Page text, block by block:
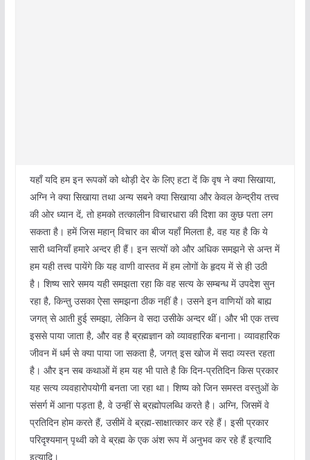
यहाँ यदि हम इन रूपकों को थोड़ी देर के लिए हटा दें कि वृष ने क्या सिखाया,
अग्नि ने क्या सिखाया तथा अन्य सबने क्या सिखाया और केवल केन्द्रीय तत्त्व
की ओर ध्यान दें, तो हमको तत्कालीन विचारधारा की दिशा का कुछ पता लग
सकता है। हमें जिस महान् विचार का बीज यहाँ मिलता है, वह यह है कि ये
सारी ध्वनियाँ हमारे अन्दर ही हैं। इन सत्यों को और अधिक समझने से अन्त में
हम यही तत्त्व पायेंगे कि यह वाणी वास्तव में हम लोगों के हृदय में से ही उठी
है। शिष्य सारे समय यही समझता रहा कि वह सत्य के सम्बन्ध में उपदेश सुन
रहा है, किन्तु उसका ऐसा समझना ठीक नहीं है। उसने इन वाणियों को बाह्य
जगत् से आती हुई समझा, लेकिन वे सदा उसीके अन्दर थीं। और भी एक तत्त्व
इससे पाया जाता है, और वह है ब्रह्मज्ञान को व्यावहारिक बनाना। व्यावहारिक
जीवन में धर्म से क्या पाया जा सकता है, जगत् इस खोज में सदा व्यस्त रहता
है। और इन सब कथाओं में हम यह भी पाते है कि दिन-प्रतिदिन किस प्रकार
यह सत्य व्यवहारोपयोगी बनता जा रहा था। शिष्य को जिन समस्त वस्तुओं के
संसर्ग में आना पड़ता है, वे उन्हीं से ब्रह्मोपलब्धि करते है। अग्नि, जिसमें वे
प्रतिदिन होम करते हैं, उसीमें वे ब्रह्म-साक्षात्कार कर रहे हैं। इसी प्रकार
परिदृश्यमान् पृथ्वी को वे ब्रह्म के एक अंश रूप में अनुभव कर रहे हैं इत्यादि
इत्यादि।